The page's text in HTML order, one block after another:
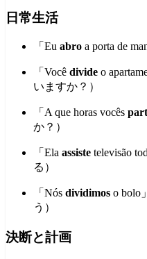
日常生活
「Eu abro a porta de
「Você divide o
いますか？）
「A que horas vocês
か？）
「Ela assiste televisão
る）
「Nós dividimos o bolo
う）
決断と計画